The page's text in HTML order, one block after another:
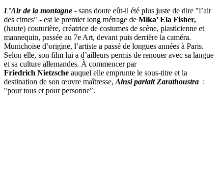
L’Air de la montagne - sans doute eût-il été plus juste de dire "l’air
des cimes" - est le premier long métrage de Mika’ Ela Fisher,
(haute) couturière, créatrice de costumes de scène, plasticienne et
mannequin, passée au 7e Art, devant puis derrière la caméra.
Munichoise d’origine, l’artiste a passé de longues années à Paris.
Selon elle, son film lui a d’ailleurs permis de renouer avec sa langue
et sa culture allemandes. À commencer par
Friedrich Nietzsche auquel elle emprunte le sous-titre et la
destination de son œuvre maîtresse, Ainsi parlait Zarathoustra :
"pour tous et pour personne".